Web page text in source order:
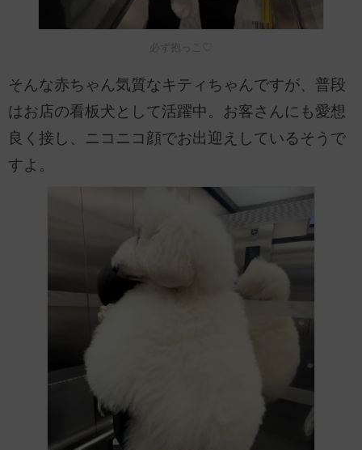
必ず抱っこ♡
そんな赤ちゃん気質なキティちゃんですが、普段
はお店の看板犬として活躍中。お客さんにも愛想
良く接し、ニコニコ顔でお出迎えしているそうで
すよ。